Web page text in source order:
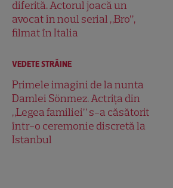
diferită. Actorul joacă un
avocat în noul serial „Bro”,
filmat în Italia
VEDETE STRĂINE
Primele imagini de la nunta
Damlei Sönmez. Actrița din
„Legea familiei” s-a căsătorit
într-o ceremonie discretă la
Istanbul